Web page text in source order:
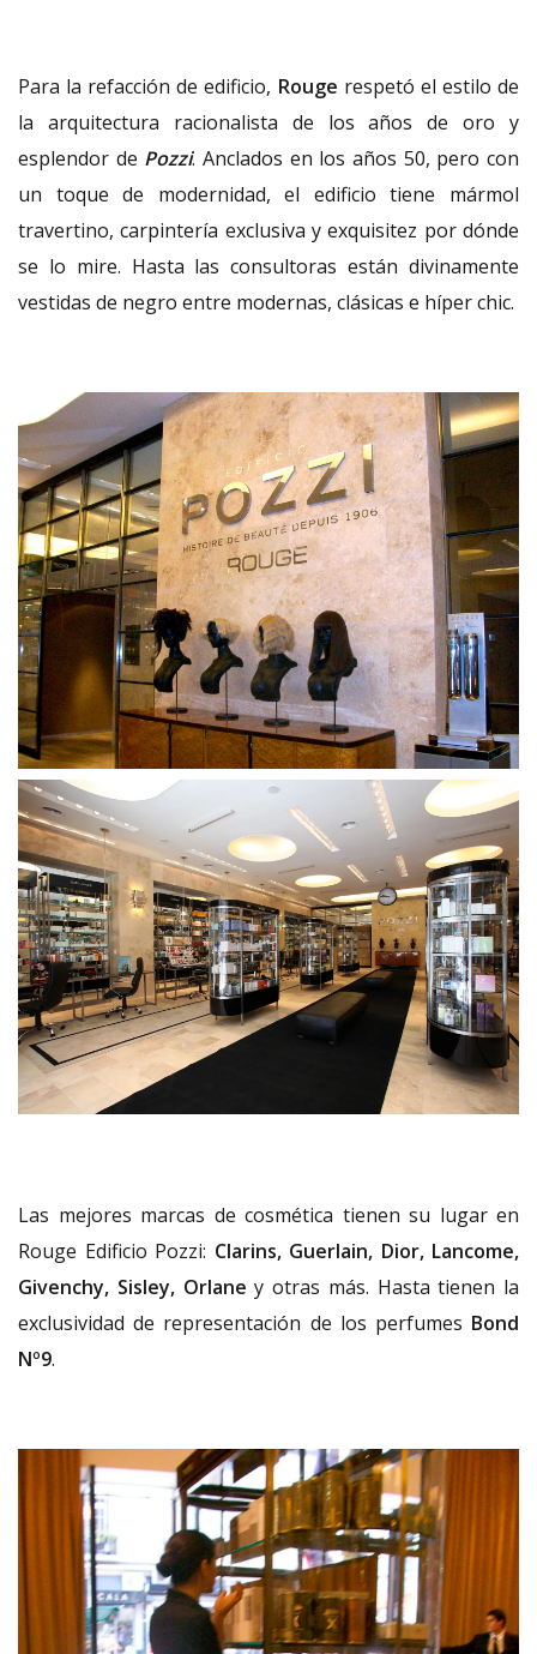
Para la refacción de edificio, Rouge respetó el estilo de
la arquitectura racionalista de los años de oro y
esplendor de Pozzi. Anclados en los años 50, pero con
un toque de modernidad, el edificio tiene mármol
travertino, carpintería exclusiva y exquisitez por dónde
se lo mire. Hasta las consultoras están divinamente
vestidas de negro entre modernas, clásicas e híper chic.
Las mejores marcas de cosmética tienen su lugar en
Rouge Edificio Pozzi: Clarins, Guerlain, Dior, Lancome,
Givenchy, Sisley, Orlaney otras más. Hasta tienen la
exclusividad de representación de los perfumes Bond
Nº9.